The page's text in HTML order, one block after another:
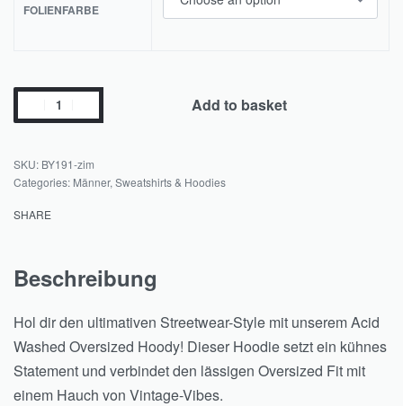
FOLIENFARBE
Add to basket
BY191-zim
Categories: Männer, Sweatshirts & Hoodies
SHARE
Beschreibung
Hol dir den ultimativen Streetwear-Style mit unserem Acid
Washed Oversized Hoody! Dieser Hoodie setzt ein kühnes
Statement und verbindet den lässigen Oversized Fit mit
einem Hauch von Vintage-Vibes.